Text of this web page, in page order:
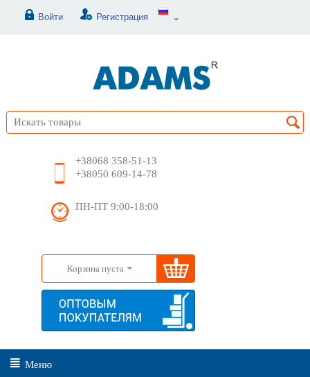
Войти Регистрация
+38068 358-51-13
+38050 609-14-78
ПН-ПТ 9:00-18:00
Корзина пуста
Меню